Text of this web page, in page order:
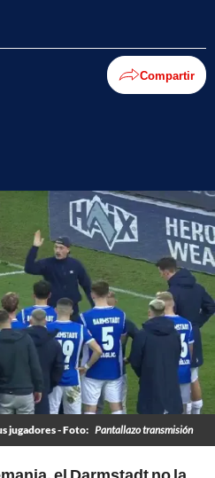
Compartir
jugadores - Foto: Pantallazo transmisión
el Darmstadt no la